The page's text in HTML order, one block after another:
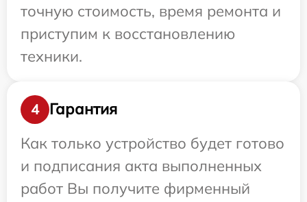
точную стоимость, время ремонта и
приступим к восстановлению
техники.
4
Гарантия
Как только устройство будет готово
и подписания акта выполненных
работ Вы получите фирменный